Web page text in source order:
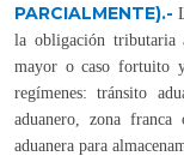
PARCIALMENTE).-
la obligación tributaria
mayor o caso fortuito
regímenes: tránsito
aduanero, zona
aduanera para